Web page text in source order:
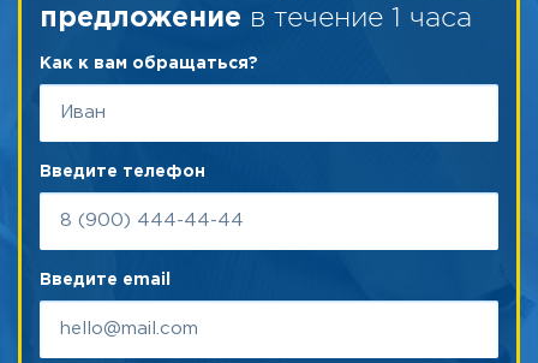
предложение в течение 1 часа
Как к вам обращаться?
Введите телефон
Введите email